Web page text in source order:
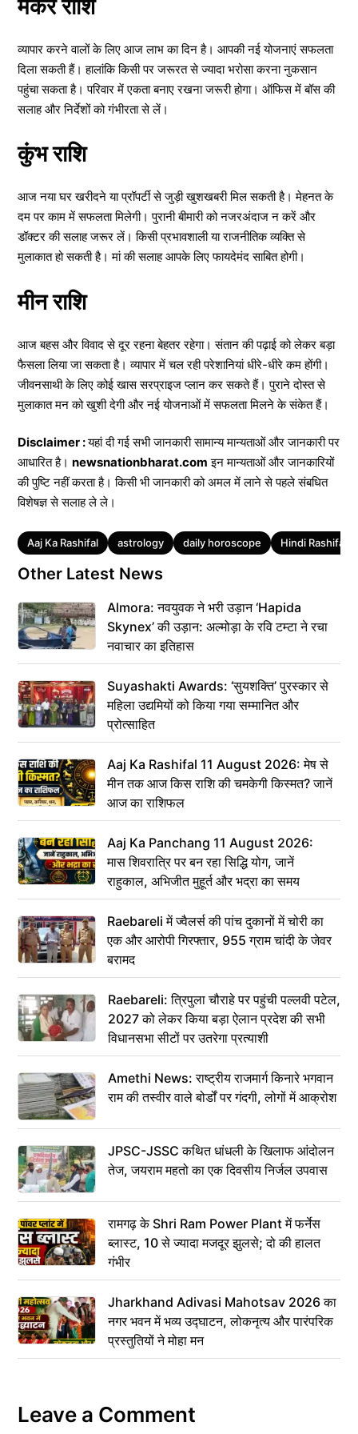
मकर राशि
व्यापार करने वालों के लिए आज लाभ का दिन है। आपकी नई योजनाएं सफलता
दिला सकती हैं। हालांकि किसी पर जरूरत से ज्यादा भरोसा करना नुकसान
पहुंचा सकता है। परिवार में एकता बनाए रखना जरूरी होगा। ऑफिस में बॉस की
सलाह और निर्देशों को गंभीरता से लें।
कुंभ राशि
आज नया घर खरीदने या प्रॉपर्टी से जुड़ी खुशखबरी मिल सकती है। मेहनत के
दम पर काम में सफलता मिलेगी। पुरानी बीमारी को नजरअंदाज न करें और
डॉक्टर की सलाह जरूर लें। किसी प्रभावशाली या राजनीतिक व्यक्ति से
मुलाकात हो सकती है। मां की सलाह आपके लिए फायदेमंद साबित होगी।
मीन राशि
आज बहस और विवाद से दूर रहना बेहतर रहेगा। संतान की पढ़ाई को लेकर बड़ा
फैसला लिया जा सकता है। व्यापार में चल रही परेशानियां धीरे-धीरे कम होंगी।
जीवनसाथी के लिए कोई खास सरप्राइज प्लान कर सकते हैं। पुराने दोस्त से
मुलाकात मन को खुशी देगी और नई योजनाओं में सफलता मिलने के संकेत हैं।
Disclaimer :यहां दी गई सभी जानकारी सामान्य मान्यताओं और जानकारी पर
आधारित है। newsnationbharat.com इन मान्यताओं और जानकारियों
की पुष्टि नहीं करता है। किसी भी जानकारी को अमल में लाने से पहले संबधित
विशेषज्ञ से सलाह ले ले।
Tags
Aaj Ka Rashifal astrology daily horoscope Hindi Rashifal
Other Latest News
Almora: नवयुवक ने भरी उड़ान ‘Hapida
Skynex’ की उड़ान: अल्मोड़ा के रवि टम्टा ने रचा
नवाचार का इतिहास
Suyashakti Awards: ‘सुयशक्ति’ पुरस्कार से
महिला उद्यमियों को किया गया सम्मानित और
प्रोत्साहित
Aaj Ka Rashifal 11 August 2026: मेष से
मीन तक आज किस राशि की चमकेगी किस्मत? जानें
आज का राशिफल
Aaj Ka Panchang 11 August 2026:
मास शिवरात्रि पर बन रहा सिद्धि योग, जानें
राहुकाल, अभिजीत मुहूर्त और भद्रा का समय
Raebareli में ज्वैलर्स की पांच दुकानों में चोरी का
एक और आरोपी गिरफ्तार, 955 ग्राम चांदी के जेवर
बरामद
Raebareli: त्रिपुला चौराहे पर पहुंची पल्लवी पटेल,
2027 को लेकर किया बड़ा ऐलान प्रदेश की सभी
विधानसभा सीटों पर उतरेगा प्रत्याशी
Amethi News: राष्ट्रीय राजमार्ग किनारे भगवान
राम की तस्वीर वाले बोर्डों पर गंदगी, लोगों में आक्रोश
JPSC-JSSC कथित धांधली के खिलाफ आंदोलन
तेज, जयराम महतो का एक दिवसीय निर्जल उपवास
रामगढ़ के Shri Ram Power Plant में फर्नेस
ब्लास्ट, 10 से ज्यादा मजदूर झुलसे; दो की हालत
गंभीर
Jharkhand Adivasi Mahotsav 2026 का
नगर भवन में भव्य उद्घाटन, लोकनृत्य और पारंपरिक
प्रस्तुतियों ने मोहा मन
Leave a Comment